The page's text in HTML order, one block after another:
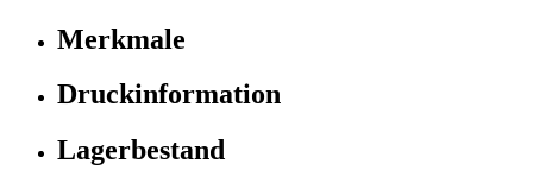
Merkmale
Druckinformation
Lagerbestand